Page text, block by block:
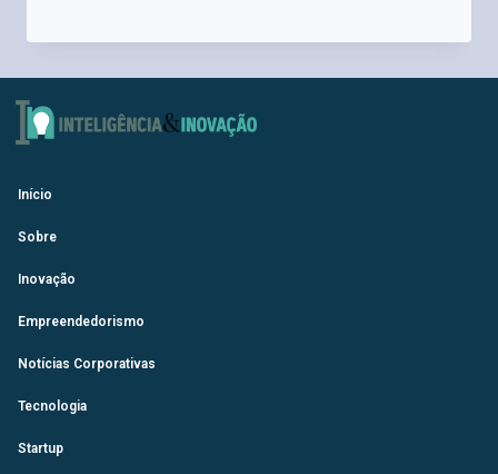
Início
Sobre
Inovação
Empreendedorismo
Notícias Corporativas
Tecnologia
Startup